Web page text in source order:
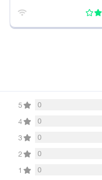
0
5
0
4
0
3
0
2
0
1